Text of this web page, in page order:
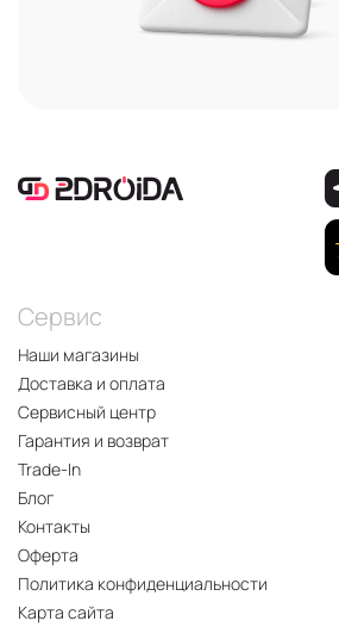
Сервис
Наши магазины
Доставка и оплата
Сервисный центр
Гарантия и возврат
Trade-In
Блог
Контакты
Оферта
Политика конфиденциальности
Карта сайта